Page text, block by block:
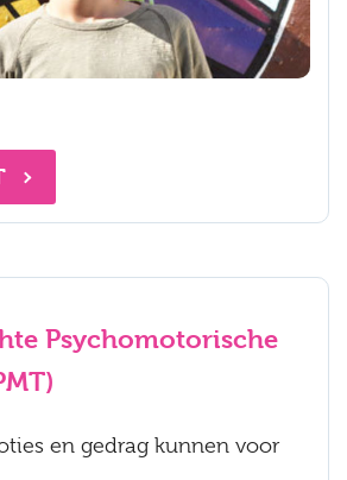
Psychomotorische
en gedrag kunnen voor